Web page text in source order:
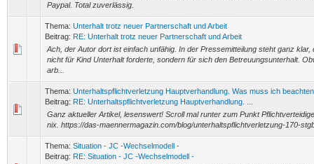
Paypal. Total zuverlässig.
Thema: Unterhalt trotz neuer Partnerschaft und Arbeit
Beitrag: RE: Unterhalt trotz neuer Partnerschaft und Arbeit
Ach, der Autor dort ist einfach unfähig. In der Pressemitteilung steht ganz klar,
nicht für Kind Unterhalt forderte, sondern für sich den Betreuungsunterhalt.
arb...
Thema: Unterhaltspflichtverletzung Hauptverhandlung. Was muss ich
Beitrag: RE: Unterhaltspflichtverletzung Hauptverhandlung. ...
Ganz aktueller Artikel, lesenswert! Scroll mal runter zum Punkt
nix. https://das-maennermagazin.com/blog/unterhaltspflichtverletzung-170-
Thema: Situation - JC -Wechselmodell -
Beitrag: RE: Situation - JC -Wechselmodell -